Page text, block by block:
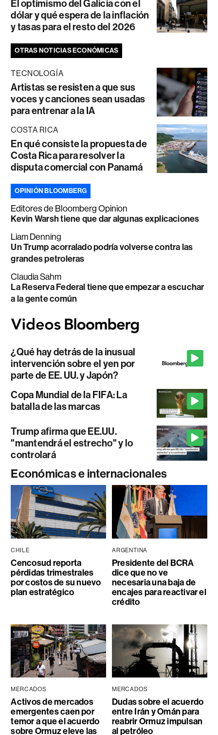
El optimismo del Galicia con el
dólar y qué espera de la inflación
y tasas para el resto del 2026
OTRAS NOTICIAS ECONÓMICAS
TECNOLOGÍA
Artistas se resisten a que sus
voces y canciones sean usadas
para entrenar a la IA
COSTA RICA
En qué consiste la propuesta de
Costa Rica para resolver la
disputa comercial con Panamá
OPINIÓN BLOOMBERG
Editores de Bloomberg Opinion
Kevin Warsh tiene que dar algunas explicaciones
Liam Denning
Un Trump acorralado podría volverse contra las
grandes petroleras
Claudia Sahm
La Reserva Federal tiene que empezar a escuchar
a la gente común
¿Qué hay detrás de la inusual
intervención sobre el yen por
parte de EE. UU. y Japón?
Copa Mundial de la FIFA: La
batalla de las marcas
Trump afirma que EE.UU.
"mantendrá el estrecho" y lo
controlará
Económicas e internacionales
CHILE
Cencosud reporta
pérdidas trimestrales
por costos de su nuevo
plan estratégico
ARGENTINA
Presidente del BCRA
dice que no ve
necesaria una baja de
encajes para reactivar el
crédito
MERCADOS
Activos de mercados
emergentes caen por
temor a que el acuerdo
sobre Ormuz eleve las
MERCADOS
Dudas sobre el acuerdo
entre Irán y Omán para
reabrir Ormuz impulsan
al petróleo